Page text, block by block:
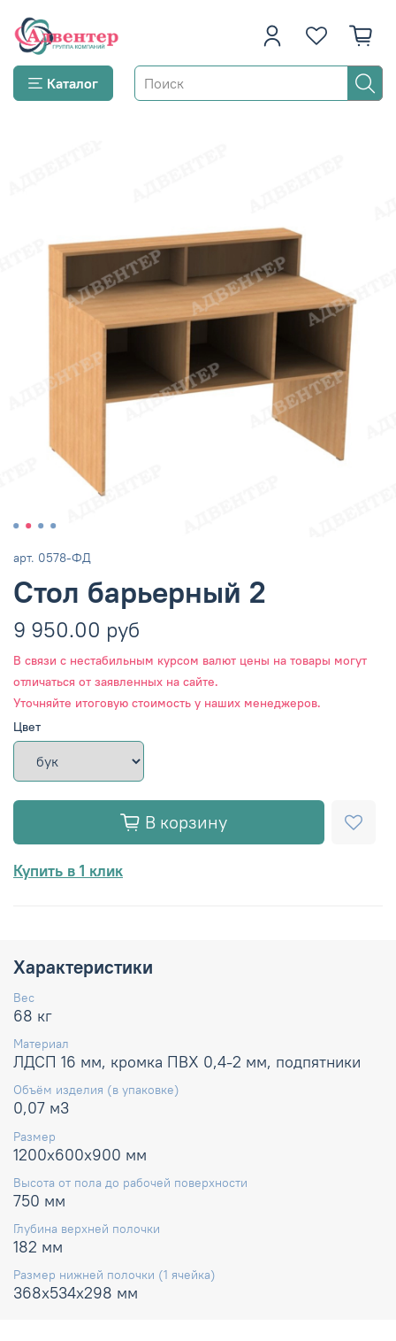
Каталог
арт. 0578-ФД
Стол барьерный 2
9 950.00 руб
В связи с нестабильным курсом валют цены на товары могут
отличаться от заявленных на сайте.
Уточняйте итоговую стоимость у наших менеджеров.
Цвет
В корзину
Купить в 1 клик
Характеристики
Вес
68 кг
Материал
ЛДСП 16 мм, кромка ПВХ 0,4-2 мм, подпятники
Объём изделия (в упаковке)
0,07 м3
Размер
1200х600х900 мм
Высота от пола до рабочей поверхности
750 мм
Глубина верхней полочки
182 мм
Размер нижней полочки (1 ячейка)
368х534х298 мм